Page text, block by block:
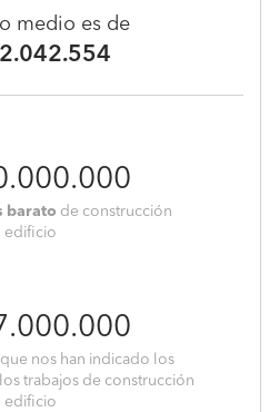
medio es de
barato de construcción
edificio
que nos han indicado los
trabajos de construcción
edificio